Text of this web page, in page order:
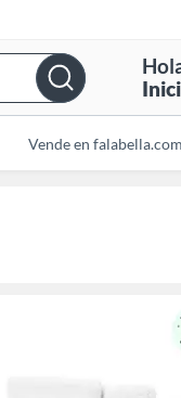
Vende en falabella.com